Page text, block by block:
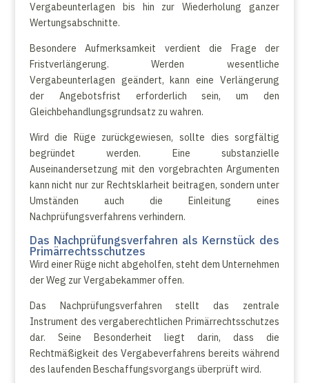
Vergabeunterlagen bis hin zur Wiederholung ganzer
Wertungsabschnitte.
Besondere Aufmerksamkeit verdient die Frage der
Fristverlängerung. Werden wesentliche
Vergabeunterlagen geändert, kann eine Verlängerung
der Angebotsfrist erforderlich sein, um den
Gleichbehandlungsgrundsatz zu wahren.
Wird die Rüge zurückgewiesen, sollte dies sorgfältig
begründet werden. Eine substanzielle
Auseinandersetzung mit den vorgebrachten Argumenten
kann nicht nur zur Rechtsklarheit beitragen, sondern unter
Umständen auch die Einleitung eines
Nachprüfungsverfahrens verhindern.
Das Nachprüfungsverfahren als Kernstück des
Primärrechtsschutzes
Wird einer Rüge nicht abgeholfen, steht dem Unternehmen
der Weg zur Vergabekammer offen.
Das Nachprüfungsverfahren stellt das zentrale
Instrument des vergaberechtlichen Primärrechtsschutzes
dar. Seine Besonderheit liegt darin, dass die
Rechtmäßigkeit des Vergabeverfahrens bereits während
des laufenden Beschaffungsvorgangs überprüft wird.